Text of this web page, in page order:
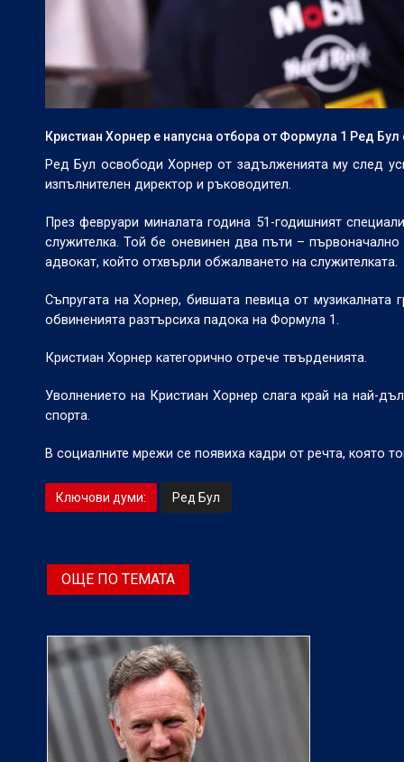
Кристиан Хорнер е напусна отбора от Формула 1 Ред
Ред Бул освободи Хорнер от задълженията му след
изпълнителен директор и ръководител.
През февруари миналата година 51-годишният
служителка. Той бе оневинен два пъти –
адвокат, който отхвърли обжалването на служителката.
Съпругата на Хорнер, бившата певица от музикалната
обвиненията разтърсиха падока на Формула 1.
Кристиан Хорнер категорично отрече твърденията.
Уволнението на Кристиан Хорнер слага край на най-
спорта.
В социалните мрежи се появиха кадри от речта, която
Ключови думи: Ред Бул
ОЩЕ ПО ТЕМАТА